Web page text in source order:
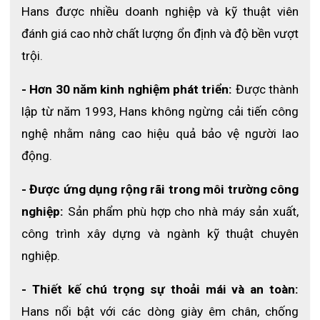
đối.
Xem thêm:
ĐỊA CHỈ CUNG CẤP GĂNG TAY THỰC PHẨM ĐA DỤNG
UY TÍN
ECO3D SAFETYhiện đang là địa chỉ cung cấp các loại găng
tay thực phẩm cũng như các loại găng tay chuyên dụng khác
với mục đích bảo vệ tốt nhất cho đôi bàn tay người lao động.
Honeywell, PPI.. với đầy đủ giấy tờ cũng như được kiểm định
đầy đủ về chất lượng sản phẩm.
Hans được nhiều doanh nghiệp và kỹ thuật viên
đánh giá cao nhờ chất lượng ổn định và độ bền vượt
trội.
- Hơn 30 năm kinh nghiệm phát triển: Được thành
lập từ năm 1993, Hans không ngừng cải tiến công
nghệ nhằm nâng cao hiệu quả bảo vệ người lao
động.
- Được ứng dụng rộng rãi trong môi trường công
nghiệp: Sản phẩm phù hợp cho nhà máy sản xuất,
công trình xây dựng và ngành kỹ thuật chuyên
nghiệp.
- Thiết kế chú trọng sự thoải mái và an toàn:
Hans nổi bật với các dòng giày êm chân, chống